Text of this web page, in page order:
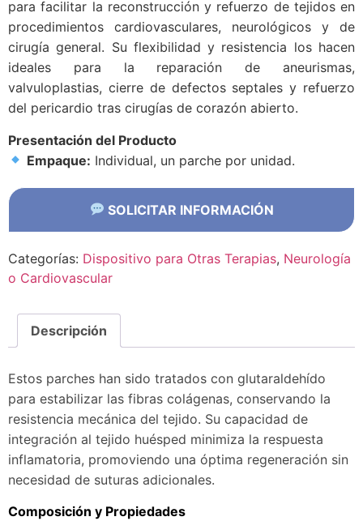
para facilitar la reconstrucción y refuerzo de tejidos en
procedimientos cardiovasculares, neurológicos y de
cirugía general. Su flexibilidad y resistencia los hacen
ideales para la reparación de aneurismas,
valvuloplastias, cierre de defectos septales y refuerzo
del pericardio tras cirugías de corazón abierto.
Presentación del Producto
Empaque: Individual, un parche por unidad.
SOLICITAR INFORMACIÓN
Categorías: Dispositivo para Otras Terapias, Neurología
o Cardiovascular
Descripción
Estos parches han sido tratados con glutaraldehído
para estabilizar las fibras colágenas, conservando la
resistencia mecánica del tejido. Su capacidad de
integración al tejido huésped minimiza la respuesta
inflamatoria, promoviendo una óptima regeneración sin
necesidad de suturas adicionales.
Composición y Propiedades